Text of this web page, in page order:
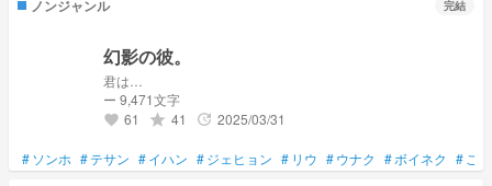
ノンジャンル 完結
幻影の彼。
君は…
ー 9,471文字
favorite 61 grade 41 update 2025/03/31
#ソンホ #テサン #イハン #ジェヒョン # リウ #ウナク #ボイネク #ご